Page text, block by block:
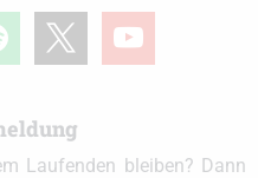
youtube
Laufenden bleiben? Dann